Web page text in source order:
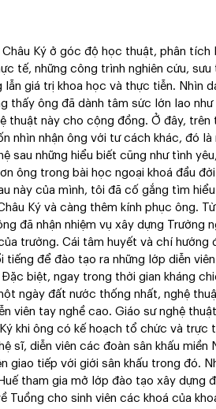
Châu Ký ở góc độ học thuật, phân tích
tế, những công trình nghiên cứu, sưu
lẫn giá trị khoa học và thực tiễn. Nhìn
thấy ông đã dành tâm sức lớn lao
thuật này cho cộng đồng. Ở đây,
nhìn nhận ông với tư cách khác, đó là
sau những hiểu biết cũng như tình
ông trong bài học ngoại khoá đầu
này của mình, tôi đã cố gắng tìm
Ký và càng thêm kính phục ông.
đã nhận nhiệm vụ xây dựng Trường
trường. Cái tâm huyết và chí hướng
tiếng để đào tạo ra những lớp diễn
biệt, ngay trong thời gian kháng
ngày đất nước thống nhất, nghệ
viên tay nghề cao. Giáo sư nghệ
khi ông có kế hoạch tổ chức và trực
sĩ, diễn viên các đoàn sân khấu miền
giao tiếp với giới sân khấu trong đó.
tham gia mở lớp đào tạo xây dựng
Tuồng cho sinh viên các khoá của